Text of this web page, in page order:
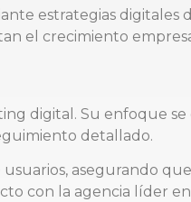
estrategias digitales
el crecimiento
digital. Su enfoque
detallado.
asegurando
con la agencia líder